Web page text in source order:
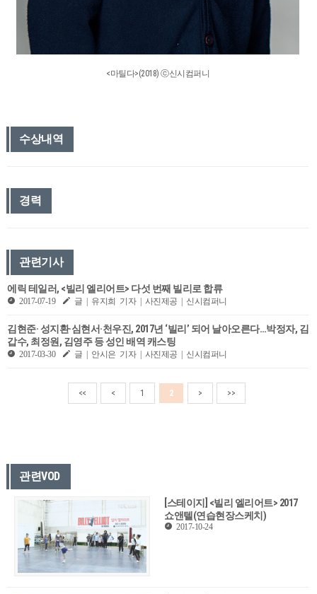
<마틸다>(2018) ⓒ신시컴퍼니
수상내역
경력
관련기사
에릭 테일러, <빌리 엘리어트> 다섯 번째 빌리로 합류
2017-07-19 글 | 유지희 기자 | 사진제공 | 신시컴퍼니
김현준· 성지환·심현서·천우진, 2017년 ‘빌리’ 되어 날아오른다…박정자, 김
갑수, 최정원, 김영주 등 성인 배역 캐스팅
2017-03-30 글 | 안시은 기자 | 사진제공 | 신시컴퍼니
<< < 1 2 > >>
관련VOD
[스테이지] <빌리 엘리어트> 2017
쇼앤텔(연습현장스케치)
2017-10-24